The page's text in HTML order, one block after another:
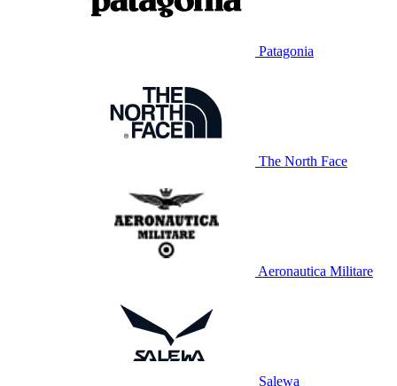
Patagonia
The North Face
Aeronautica Militare
Salewa